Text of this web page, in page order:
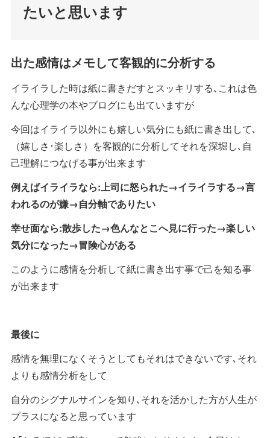
たいと思います
出た感情はメモして客観的に分析する
イライラした時は紙に書きだすとスッキリする､これは色
んな心理学の本やブログにも出ていますが
今回はイライラ以外にも嬉しい気分にも紙に書き出して､
（嬉しさ･楽しさ）を客観的に分析してそれを深堀し､自
己理解につなげる事が出来ます
例えばイライラなら:上司に怒られた→イライラする→言
われるのが嫌→自分軸でありたい
幸せ面なら:散歩した→色んなとこへ見に行った→楽しい
気分になった→冒険心がある
このように感情を分析して紙に書き出す事で己を知る事
が出来ます
最後に
感情を無理になくそうとしてもそれはできないです､それ
よりも感情分析をして
自分のシグナルサインを知り､それを活かした方が人生が
プラスになると思っています